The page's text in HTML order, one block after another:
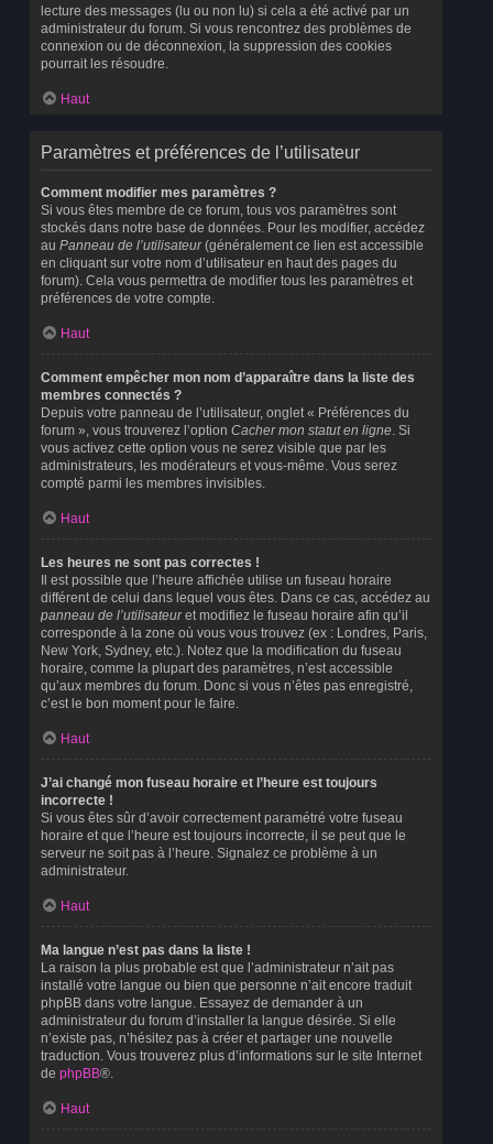
lecture des messages (lu ou non lu) si cela a été activé par un
administrateur du forum. Si vous rencontrez des problèmes de
connexion ou de déconnexion, la suppression des cookies
pourrait les résoudre.
Haut
Paramètres et préférences de l’utilisateur
Comment modifier mes paramètres ?
Si vous êtes membre de ce forum, tous vos paramètres sont
stockés dans notre base de données. Pour les modifier, accédez
au Panneau de l’utilisateur(généralement ce lien est accessible
en cliquant sur votre nom d’utilisateur en haut des pages du
forum). Cela vous permettra de modifier tous les paramètres et
préférences de votre compte.
Haut
Comment empêcher mon nom d’apparaître dans la liste des
membres connectés ?
Depuis votre panneau de l’utilisateur, onglet « Préférences du
forum », vous trouverez l’option Cacher mon statut en ligne. Si
vous activez cette option vous ne serez visible que par les
administrateurs, les modérateurs et vous-même. Vous serez
compté parmi les membres invisibles.
Haut
Les heures ne sont pas correctes !
Il est possible que l’heure affichée utilise un fuseau horaire
différent de celui dans lequel vous êtes. Dans ce cas, accédez au
panneau de l’utilisateuret modifiez le fuseau horaire afin qu’il
corresponde à la zone où vous vous trouvez (ex : Londres, Paris,
New York, Sydney, etc.). Notez que la modification du fuseau
horaire, comme la plupart des paramètres, n’est accessible
qu’aux membres du forum. Donc si vous n’êtes pas enregistré,
c’est le bon moment pour le faire.
Haut
J’ai changé mon fuseau horaire et l’heure est toujours
incorrecte !
Si vous êtes sûr d’avoir correctement paramétré votre fuseau
horaire et que l’heure est toujours incorrecte, il se peut que le
serveur ne soit pas à l’heure. Signalez ce problème à un
administrateur.
Haut
Ma langue n’est pas dans la liste !
La raison la plus probable est que l’administrateur n’ait pas
installé votre langue ou bien que personne n’ait encore traduit
phpBB dans votre langue. Essayez de demander à un
administrateur du forum d’installer la langue désirée. Si elle
n’existe pas, n’hésitez pas à créer et partager une nouvelle
traduction. Vous trouverez plus d’informations sur le site Internet
de phpBB®.
Haut